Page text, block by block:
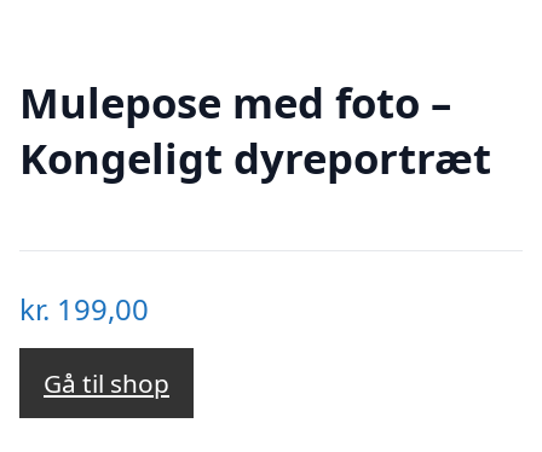
Mulepose med foto –
Kongeligt dyreportræt
kr. 199,00
Gå til shop